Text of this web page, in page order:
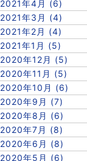
2021年4月 (6)
2021年3月 (4)
2021年2月 (4)
2021年1月 (5)
2020年12月 (5)
2020年11月 (5)
2020年10月 (6)
2020年9月 (7)
2020年8月 (6)
2020年7月 (8)
2020年6月 (8)
2020年5月 (6)